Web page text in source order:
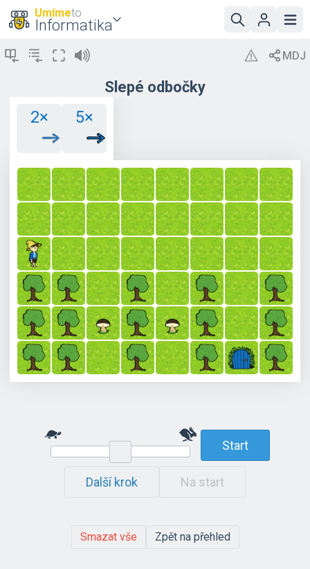
Umímeto
Informatika
Slepé odbočky
2× 5×
Start
Další krok Na start
Smazat vše Zpět na přehled